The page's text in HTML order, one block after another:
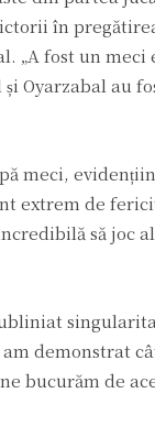
în
„A fost un
Oyarzabal au
meci,
extrem de
să joc
demonstrat
bucurăm de